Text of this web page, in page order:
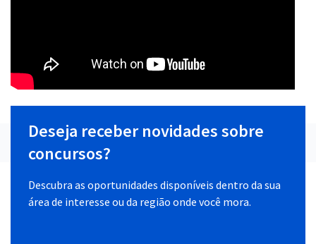
Deseja receber novidades sobre
concursos?
Descubra as oportunidades disponíveis dentro da sua
área de interesse ou da região onde você mora.